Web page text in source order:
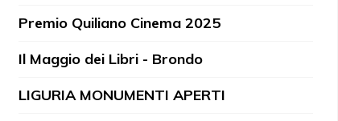
Premio Quiliano Cinema 2025
Il Maggio dei Libri - Brondo
LIGURIA MONUMENTI APERTI